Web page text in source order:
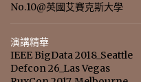
No.10@英國艾賽克斯大學
演講精華
IEEE BigData 2018_Seattle
Defcon 26_Las Vegas